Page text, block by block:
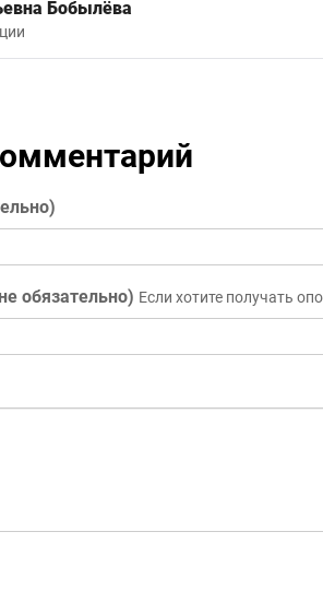
Бобылёва
обязательно) Если хотите получать